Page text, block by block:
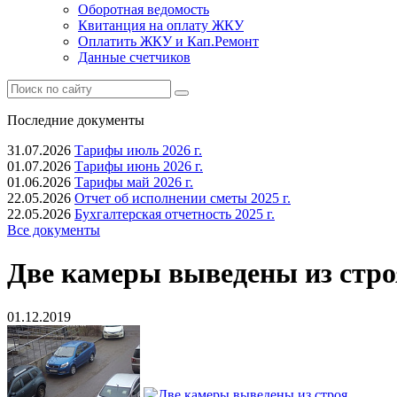
Оборотная ведомость
Квитанция на оплату ЖКУ
Оплатить ЖКУ и Кап.Ремонт
Данные счетчиков
Последние документы
31.07.2026 Тарифы июль 2026 г.
01.07.2026 Тарифы июнь 2026 г.
01.06.2026 Тарифы май 2026 г.
22.05.2026 Отчет об исполнении сметы 2025 г.
22.05.2026 Бухгалтерская отчетность 2025 г.
Все документы
Две камеры выведены из
01.12.2019